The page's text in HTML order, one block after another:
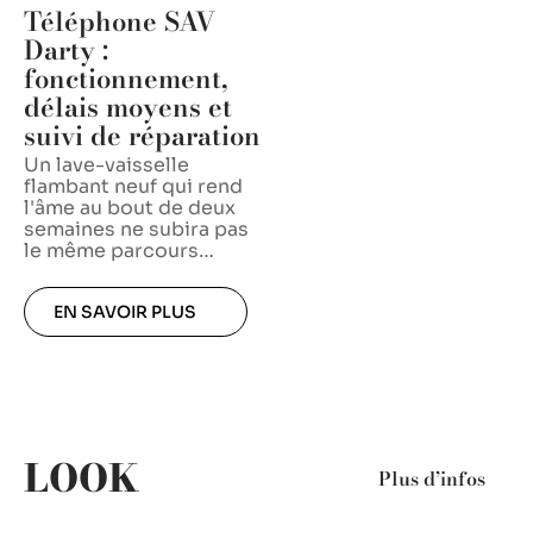
Téléphone SAV
Darty :
fonctionnement,
délais moyens et
suivi de réparation
Un lave-vaisselle
flambant neuf qui rend
l'âme au bout de deux
semaines ne subira pas
le même parcours…
EN SAVOIR PLUS
LOOK Plus d’infos